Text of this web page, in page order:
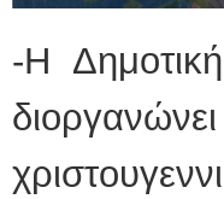
-Η